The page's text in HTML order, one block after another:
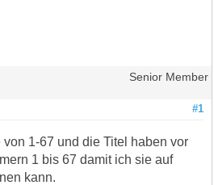
Senior Member
#1
von 1-67 und die Titel haben vor
1 bis 67 damit ich sie auf
kann.